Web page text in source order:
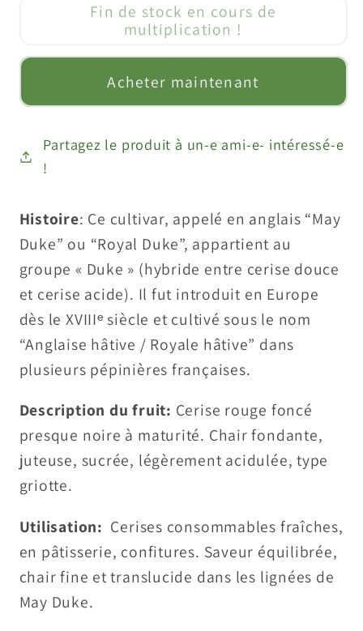
&quot;Anglaise
Hâtive&quot;
de
Cerisier
&quot;Anglaise
Hâtive&quot;
Fin de stock en cours de
multiplication !
Acheter maintenant
Partagez le produit à un-e ami-e- intéressé-e
!
Histoire: Ce cultivar, appelé en anglais “May
Duke” ou “Royal Duke”, appartient au
groupe « Duke » (hybride entre cerise douce
et cerise acide). Il fut introduit en Europe
dès le XVIIIᵉ siècle et cultivé sous le nom
“Anglaise hâtive / Royale hâtive” dans
plusieurs pépinières françaises.
Description du fruit: Cerise rouge foncé
presque noire à maturité. Chair fondante,
juteuse, sucrée, légèrement acidulée, type
griotte.
Utilisation: Cerises consommables fraîches,
en pâtisserie, confitures. Saveur équilibrée,
chair fine et translucide dans les lignées de
May Duke.